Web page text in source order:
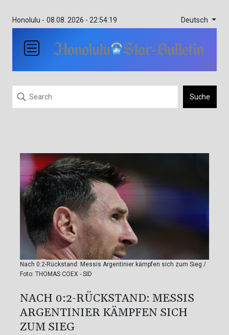
Honolulu - 08.08. 2026 - 22:54:19 Deutsch
Suche
Nach 0:2-Rückstand: Messis Argentinier kämpfen sich zum Sieg /
Foto: THOMAS COEX - SID
NACH 0:2-RÜCKSTAND: MESSIS
ARGENTINIER KÄMPFEN SICH
ZUM SIEG